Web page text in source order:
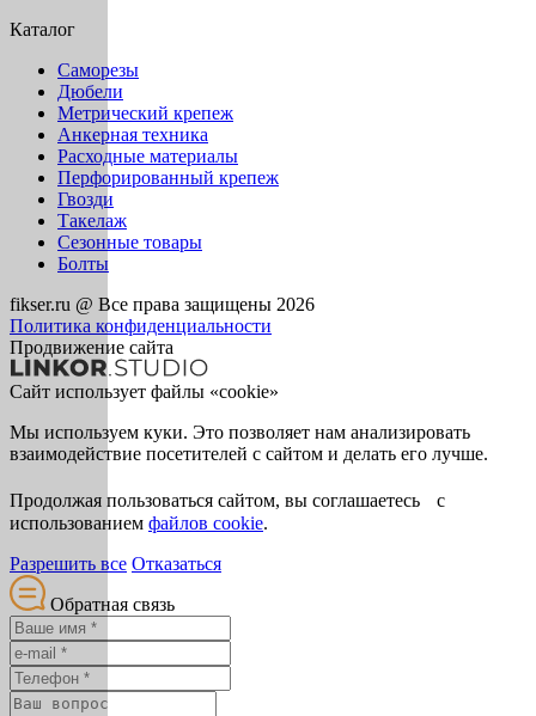
Каталог
Саморезы
Дюбели
Метрический крепеж
Анкерная техника
Расходные материалы
Перфорированный крепеж
Гвозди
Такелаж
Сезонные товары
Болты
fikser.ru @ Все права защищены 2026
Политика конфиденциальности
Продвижение сайта
Сайт использует файлы «cookie»
Мы используем куки. Это позволяет нам анализировать
взаимодействие посетителей с сайтом и делать его лучше.
Продолжая пользоваться сайтом, вы соглашаетесь с
использованием файлов cookie.
Разрешить все Отказаться
Обратная связь